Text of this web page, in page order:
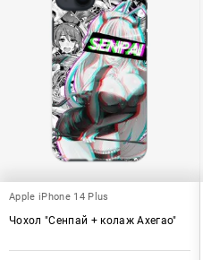
Apple iPhone 14 Plus
Чохол "Сенпай + колаж Ахегао"